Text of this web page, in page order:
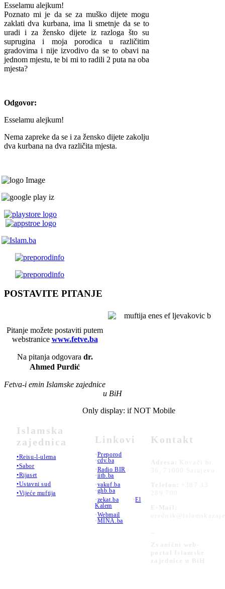
Esselamu alejkum!
Poznato mi je da se za muško dijete mogu
zaklati dva kurbana, ima li smetnje da se to
uradi i za žensko dijete iz razloga što su
suprugina i moja porodica u različitim
gradovima i nije izvodivo da se to obavi na
jednom mjestu, te bi mi to radili 2 puta na oba
mjesta?
Odgovor:
Esselamu alejkum!
Nema zapreke da se i za žensko dijete zakolju
dva kurbana na dva različita mjesta.
POSTAVITE PITANJE
Pitanje možete postaviti putem
webstranice www.fetve.ba
Na pitanja odgovara dr.
Ahmed Purdić
Fetva-i emin Islamske zajednice
u BiH
Islamska
zajednica
•Reisu-l-ulema
•Sabor
•Rijaset
•Ustavni sud
•Vijeće muftija
Only display: if NOT Mobile
Linkovi
•Preporod
•cdv.ba
•Radio BIR
•iitb.ba
•vakuf.ba
•ghb.ba
•zekat.ba •El
Kalem
•Webmail
•MINA.ba
Kontakt
Adresa:
Kovači br.
36, 71000 Sarajevo
Telefon:
+387 33
289 700
E-Mail:
Zvanični web-
portal Islamske
zajednice u BiH